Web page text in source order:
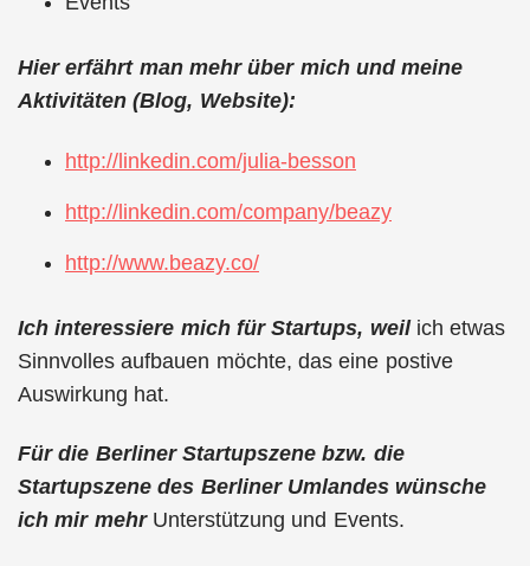
Hier erfährt man mehr über mich und meine
Aktivitäten (Blog, Website):
http://linkedin.com/julia-besson
http://linkedin.com/company/beazy
http://www.beazy.co/
Ich interessiere mich für Startups, weilich etwas
Sinnvolles aufbauen möchte, das eine postive
Auswirkung hat.
Für die Berliner Startupszene bzw. die
Startupszene des Berliner Umlandes wünsche
ich mir mehr Unterstützung und Events.